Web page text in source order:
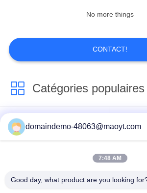
poches de
poche latérale
gousset
No more things
CONTACT!
Catégories populaires
Sacs zip-lock
d'aluminium
domaindemo-48063@maoyt.com
7:48 AM
Good day, what product are you looking